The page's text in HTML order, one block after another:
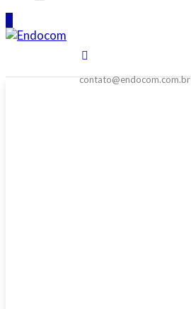
contato@endocom.com.br